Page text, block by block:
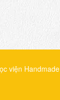
viện Handmade